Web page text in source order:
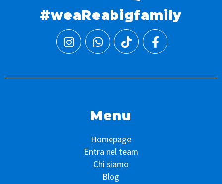
#weaReabigfamily
Menu
Homepage
Entra nel team
Chi siamo
Blog